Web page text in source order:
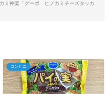
ミ神楽「グーボ ヒノカミチーズタッカ
コンビニ